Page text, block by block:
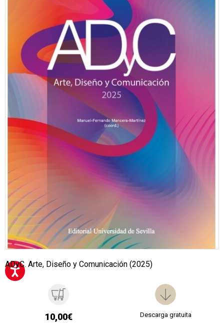
ADyC. Arte, Diseño y Comunicación (2025)
10,00€ Descarga gratuita